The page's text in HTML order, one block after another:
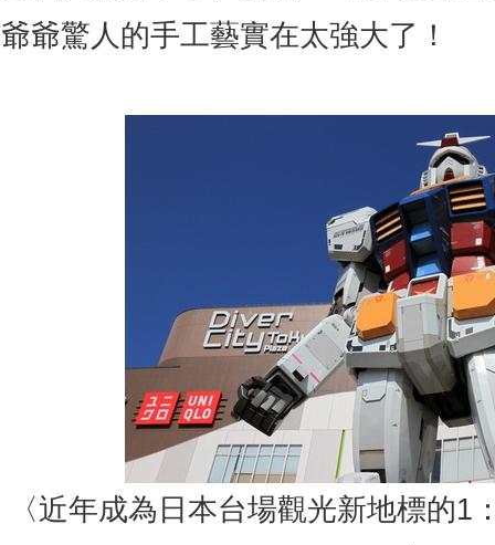
爺爺驚人的手工藝實在太強大了！
〈近年成為日本台場觀光新地標的1